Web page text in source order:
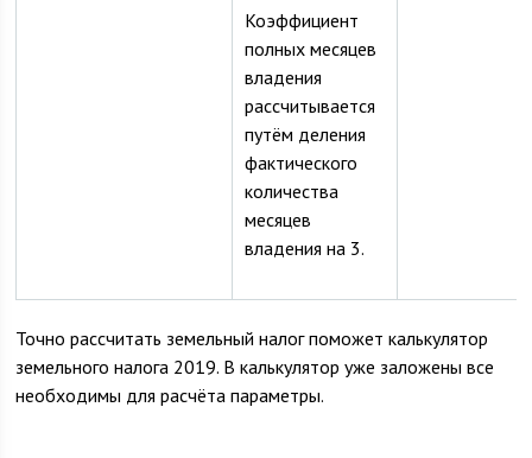
Коэффициент
полных месяцев
владения
рассчитывается
путём деления
фактического
количества
месяцев
владения на 3.
Точно рассчитать земельный налог поможет калькулятор
земельного налога 2019. В калькулятор уже заложены все
необходимы для расчёта параметры.